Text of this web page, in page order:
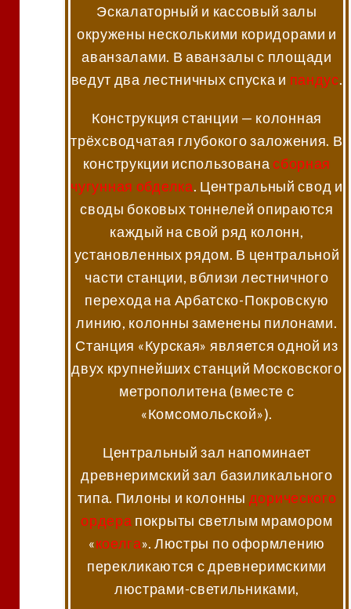
Эскалаторный и кассовый залы
окружены несколькими коридорами и
аванзалами. В аванзалы с площади
ведут два лестничных спуска и пандус.
Конструкция станции — колонная
трёхсводчатая глубокого заложения. В
конструкции использованасборная
чугунная обделка. Центральный свод и
своды боковых тоннелей опираются
каждый на свой ряд колонн,
установленных рядом. В центральной
части станции, вблизи лестничного
перехода на Арбатско-Покровскую
линию, колонны заменены пилонами.
Станция «Курская» является одной из
двух крупнейших станций Московского
метрополитена (вместе с
«Комсомольской»).
Центральный зал напоминает
древнеримский зал базиликального
типа. Пилоны и колонны дорического
ордера покрыты светлым мрамором
«коелга». Люстры по оформлению
перекликаются с древнеримскими
люстрами-светильниками,